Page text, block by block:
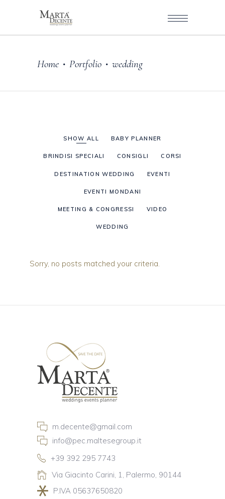
Home • Portfolio • wedding
SHOW ALL BABY PLANNER
BRINDISI SPECIALI CONSIGLI CORSI
DESTINATION WEDDING EVENTI
EVENTI MONDANI
MEETING & CONGRESSI VIDEO
WEDDING
Sorry, no posts matched your criteria.
m.decente@gmail.com
info@pec.maltesegroup.it
+39 392 295 7743
Via Giacinto Carini, 1, Palermo, 90144
P.IVA 05637650820